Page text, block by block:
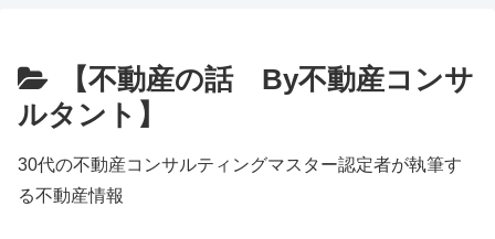
【不動産の話 By不動産コンサ
ルタント】
30代の不動産コンサルティングマスター認定者が執筆す
る不動産情報